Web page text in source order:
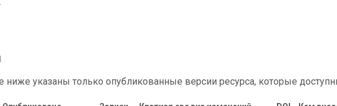
ниже указаны только опубликованные версии ресурса, которые